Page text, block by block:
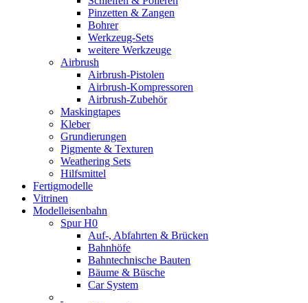
Pinzetten & Zangen
Bohrer
Werkzeug-Sets
weitere Werkzeuge
Airbrush
Airbrush-Pistolen
Airbrush-Kompressoren
Airbrush-Zubehör
Maskingtapes
Kleber
Grundierungen
Pigmente & Texturen
Weathering Sets
Hilfsmittel
Fertigmodelle
Vitrinen
Modelleisenbahn
Spur H0
Auf-, Abfahrten & Brücken
Bahnhöfe
Bahntechnische Bauten
Bäume & Büsche
Car System